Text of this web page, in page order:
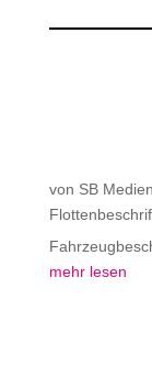
von SB Medien
mehr lesen